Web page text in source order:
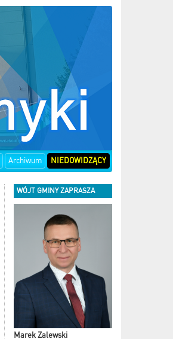
Archiwum NIEDOWIDZĄCY
WÓJT GMINY ZAPRASZA
Marek Zalewski